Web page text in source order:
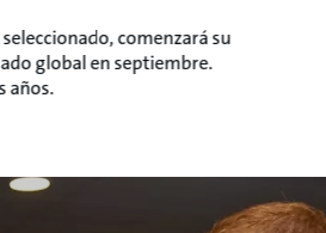
comenzará su
global en septiembre.
años.